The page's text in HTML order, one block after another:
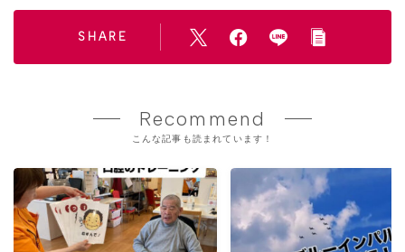
SHARE
Recommend
こんな記事も読まれています！